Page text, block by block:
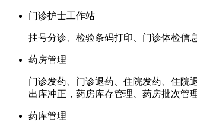
门诊护士工作站
挂号分诊、检验条码打印、门诊体检信
药房管理
门诊发药、门诊退药、住院发药、住院
出库冲正，药房库存管理、药房批次管
药库管理